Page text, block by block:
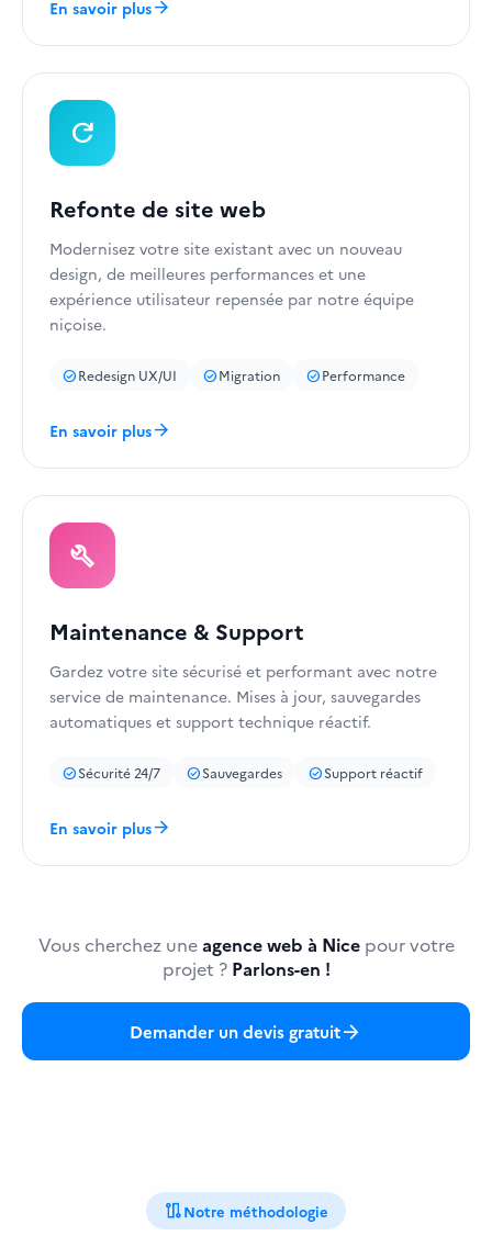
En savoir plusarrow_forward
refresh
Refonte de site web
Modernisez votre site existant avec un nouveau
design, de meilleures performances et une
expérience utilisateur repensée par notre équipe
niçoise.
check_circleRedesign UX/UI check_circleMigration check_circlePerformance
En savoir plusarrow_forward
build
Maintenance & Support
Gardez votre site sécurisé et performant avec notre
service de maintenance. Mises à jour, sauvegardes
automatiques et support technique réactif.
check_circleSécurité 24/7 check_circleSauvegardes check_circleSupport réactif
En savoir plusarrow_forward
Vous cherchez uneagence web à Nicepour votre
projet ? Parlons-en !
Demander un devis gratuitarrow_forward
routeNotre méthodologie